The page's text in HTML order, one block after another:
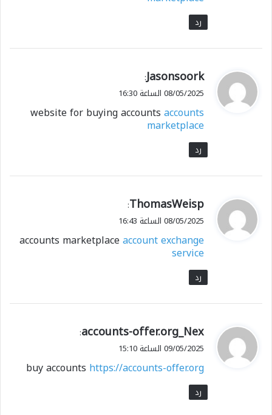
رد
ي
ق
ل
Jasonsoork
:
08/05/2025 الساعة 16:30
website for buying accountsaccounts
marketplace
رد
ي
ق
ل
ThomasWeisp
:
08/05/2025 الساعة 16:43
accounts marketplaceaccount exchange
service
رد
ي
ق
ل
accounts-offer.org_Nex
:
09/05/2025 الساعة 15:10
buy accounts https://accounts-offer.org
رد